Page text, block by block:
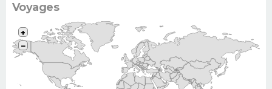
Voyages
+
−